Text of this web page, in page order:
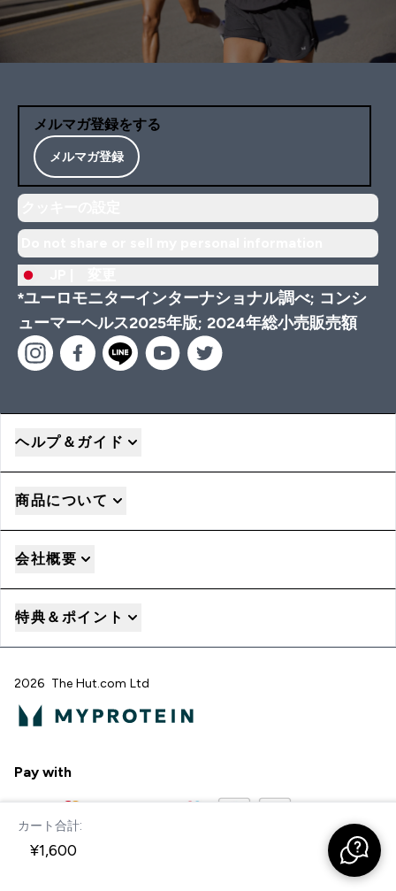
カート合計:
¥1,600‎
メルマガ登録をする
メルマガ登録
*ユーロモニターインターナショナル調べ; コンシ
ューマーヘルス2025年版; 2024年総小売販売額
ヘルプ＆ガイド
商品について
会社概要
特典＆ポイント
2026 The Hut.com Ltd
Pay with